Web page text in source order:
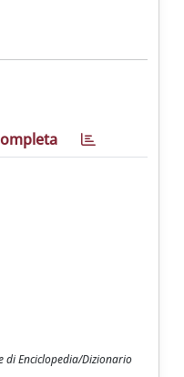
di Enciclopedia/Dizionario